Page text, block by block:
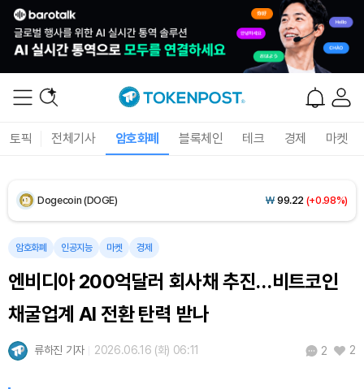
토픽 전체기사 암호화폐 블록체인 테크 경제 마켓
Solana (SOL) ₩ 104,867(+1.30%)
Bitcoin (BTC) 92,411,970 (+0.85%)
암호화폐 인공지능 마켓 경제
엔비디아 200억달러 회사채 추진…비트코인
채굴업계 AI 전환 탄력 받나
류하진 기자 2026.06.16 (화) 06:11 2 2